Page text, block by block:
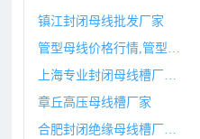
镇江封闭母线批发厂家
章丘高压母线槽厂家